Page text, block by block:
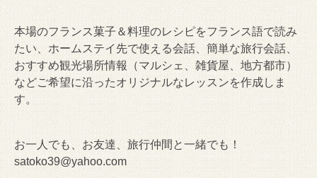
本場のフランス菓子＆料理のレシピをフランス語で読み
たい、ホームステイ先で使える会話、簡単な旅行会話、
おすすめ観光場所情報（マルシェ、雑貨屋、地方都市）
などご希望に沿ったオリジナルなレッスンを作成しま
す。
お一人でも、お友達、旅行仲間と一緒でも！
satoko39@yahoo.com